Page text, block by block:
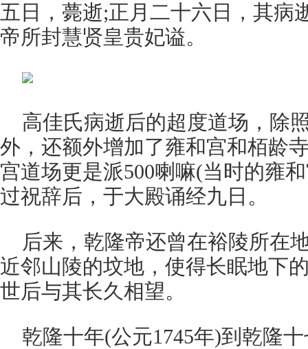
五日，薨逝;正月二十六日，其病
帝所封慧贤皇贵妃谥。
高佳氏病逝后的超度道场，除
外，还额外增加了雍和宫和栢龄
宫道场更是派500喇嘛(当时的雍
过祝辞后，于大殿诵经九日。
后来，乾隆帝还曾在裕陵所在
近邻山陵的坟地，使得长眠地下
世后与其长久相望。
乾隆十年(公元1745年)到乾隆